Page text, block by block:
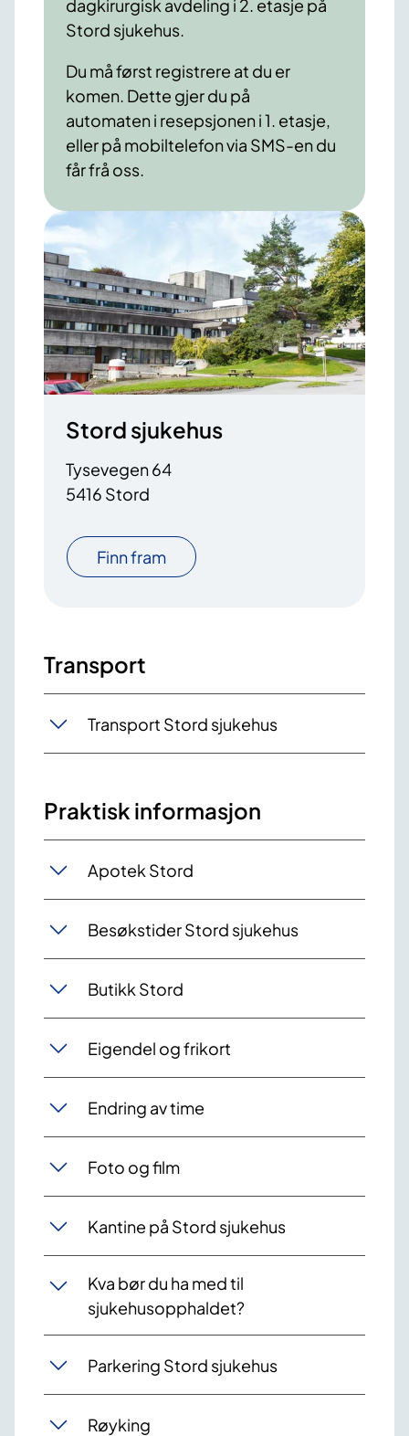
dagkirurgisk avdeling i 2. etasje på
Stord sjukehus.
Du må først registrere at du er
komen. Dette gjerdu på
automateni resepsjoneni 1. etasje,
eller på mobiltelefonvia SMS-en du
fårfrå oss.
Stord sjukehus
Tysevegen 64
5416 Stord
Finn fram
Transport
Transport Stord sjukehus
Praktisk informasjon
Apotek Stord
Besøkstider Stord sjukehus
Butikk Stord
Eigendel og frikort
Endring av time
Foto og film
Kantine på Stord sjukehus
Kva bør du ha med til
sjukehusopphaldet?
Parkering Stord sjukehus
Røyking